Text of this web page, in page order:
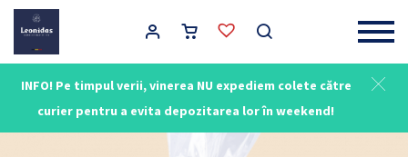
INFO! Pe timpul verii, vinerea NU expediem colete către
curier pentru a evita depozitarea lor în weekend!
Main Navigation
NOU